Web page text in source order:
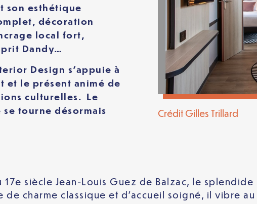
son esthétique
décoration
local fort,
Dandy…
Design s’appuie à
et le présent animé de
culturelles. Le
tourne désormais
Crédit Gilles Trillard
17e siècle Jean-Louis Guez de Balzac, le
charme classique et d’accueil soigné, il vibre